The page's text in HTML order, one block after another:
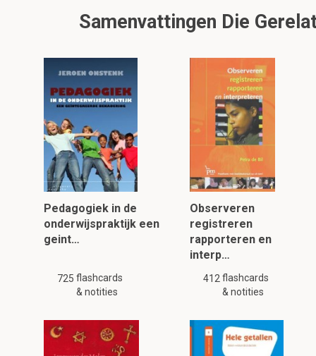
Samenvattingen Die
Pedagogiek in de
onderwijspraktijk een
geint…
725 flashcards
& notities
Observeren
registreren
rapporteren en
interp…
412 flashcards
& notities